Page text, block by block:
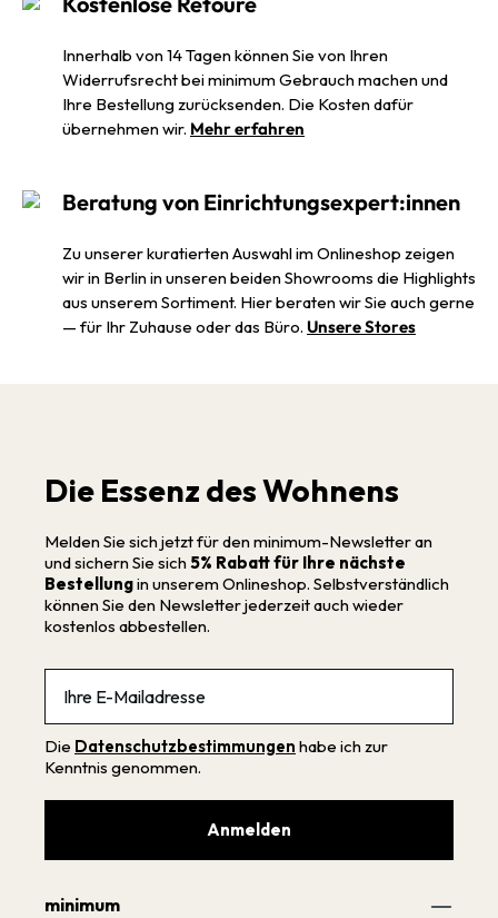
Innerhalb von 14 Tagen können Sie von Ihren
Widerrufsrecht bei minimum Gebrauch machen und
Ihre Bestellung zurücksenden. Die Kosten dafür
übernehmen wir. Mehr erfahren
Beratung von Einrichtungsexpert:innen
Zu unserer kuratierten Auswahl im Onlineshop zeigen
wir in Berlin in unseren beiden Showrooms die Highlights
aus unserem Sortiment. Hier beraten wir Sie auch gerne
— für Ihr Zuhause oder das Büro. Unsere Stores
Die Essenz des Wohnens
Melden Sie sich jetzt für den minimum-Newsletter an
und sichern Sie sich 5% Rabatt für Ihre nächste
Bestellungin unserem Onlineshop. Selbstverständlich
können Sie den Newsletter jederzeit auch wieder
kostenlos abbestellen.
Die Datenschutzbestimmungen habe ich zur
Kenntnis genommen.
Anmelden
minimum